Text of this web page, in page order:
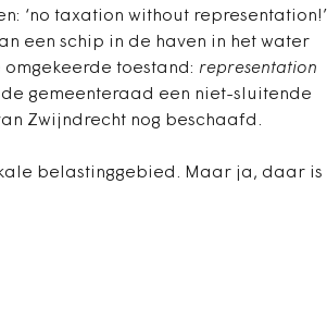
‘no taxation without representation!’
een schip in de haven in het water
toestand: representation
gemeenteraad een niet-sluitende
Zwijndrecht nog beschaafd.
belastinggebied. Maar ja, daar is